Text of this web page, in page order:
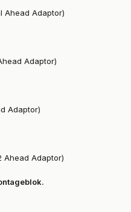
Ahead Adaptor)
Adaptor)
Adaptor)
Ahead Adaptor)